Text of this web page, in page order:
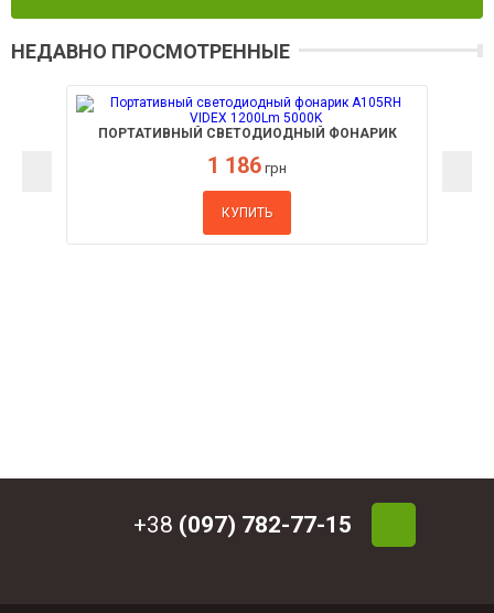
НЕДАВНО ПРОСМОТРЕННЫЕ
ПОРТАТИВНЫЙ СВЕТОДИОДНЫЙ ФОНАРИК
1 186 грн
КУПИТЬ
+38 (097) 782-77-15